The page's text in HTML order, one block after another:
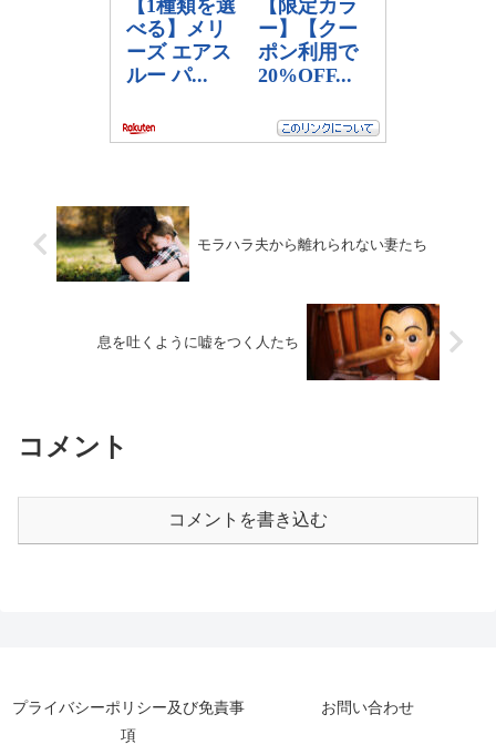
モラハラ夫から離れられない妻たち
息を吐くように嘘をつく人たち
コメント
コメントを書き込む
プライバシーポリシー及び免責事
項
お問い合わせ